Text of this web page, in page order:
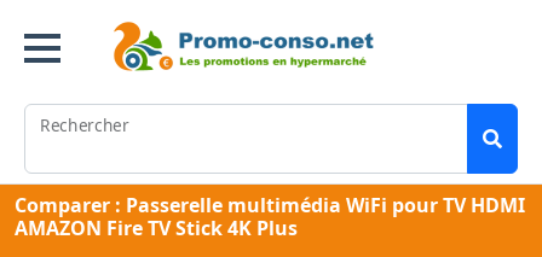
Rechercher
Comparer : Passerelle multimédia WiFi pour TV HDMI
AMAZON Fire TV Stick 4K Plus